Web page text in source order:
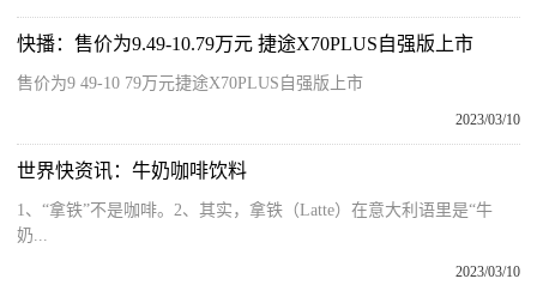
快播：售价为9.49-10.79万元 捷途X70PLUS自强版上市
售价为9 49-10 79万元捷途X70PLUS自强版上市
2023/03/10
世界快资讯：牛奶咖啡饮料
1、“拿铁”不是咖啡。2、其实，拿铁（Latte）在意大利语里是“牛
奶...
2023/03/10